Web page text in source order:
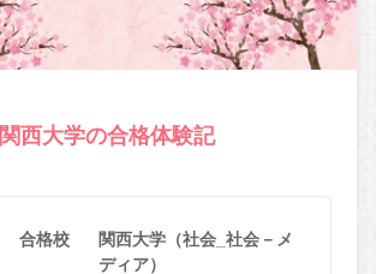
関西大学の合格体験記
合格校
関西大学（社会_社会－メ
ディア）